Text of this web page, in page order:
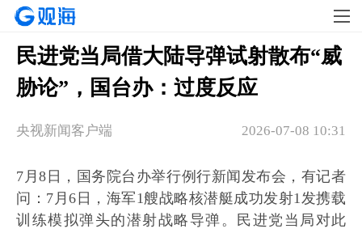
民进党当局借大陆导弹试射散布“威
胁论”，国台办：过度反应
2026-07-08 10:31
央视新闻客户端
7月8日，国务院台办举行例行新闻发布会，有记者
问：7月6日，海军1艘战略核潜艇成功发射1发携载
训练模拟弹头的潜射战略导弹。民进党当局对此